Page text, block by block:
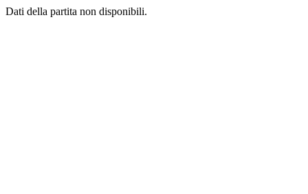
Dati della partita non disponibili.